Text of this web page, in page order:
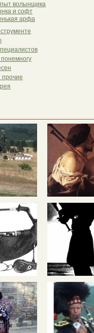
волынщика
и софт
арфа